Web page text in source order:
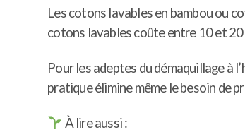
Les cotons lavables en bambou ou
cotons lavables coûte entre 10 et
Pour les adeptes du démaquillage à
pratique élimine même le besoin de
À lire aussi :